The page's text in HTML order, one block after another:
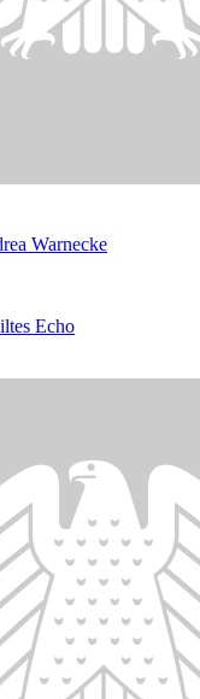
Warnecke
Echo